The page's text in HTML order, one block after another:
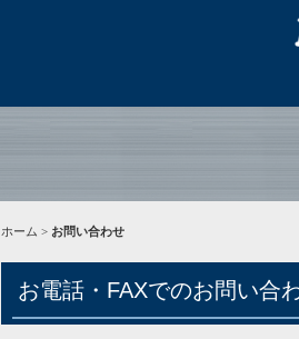
ホーム > お問い合わせ
お電話・FAXでのお問い合